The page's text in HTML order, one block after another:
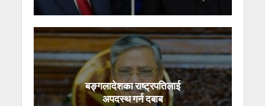
बङ्गलादेशका राष्ट्रपतिलाई
अपदस्थ गर्न दबाब